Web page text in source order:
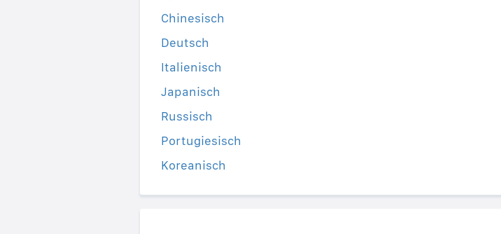
Chinesisch
Deutsch
Italienisch
Japanisch
Russisch
Portugiesisch
Koreanisch